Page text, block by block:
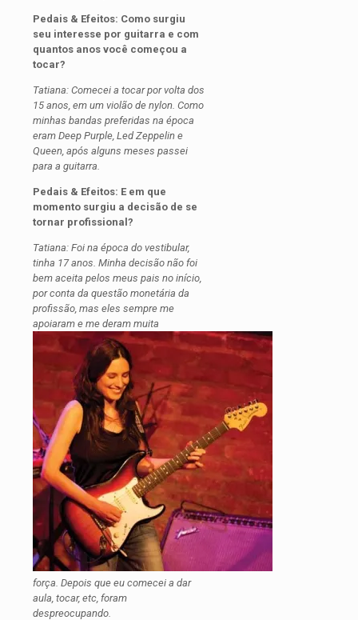
Pedais & Efeitos: Como surgiu
seu interesse por guitarra e com
quantos anos você começou a
tocar?
Tatiana: Comecei a tocar por volta dos
15 anos, em um violão de nylon. Como
minhas bandas preferidas na época
eram Deep Purple, Led Zeppelin e
Queen, após alguns meses passei
para a guitarra.
Pedais & Efeitos: E em que
momento surgiu a decisão de se
tornar profissional?
Tatiana: Foi na época do vestibular,
tinha 17 anos. Minha decisão não foi
bem aceita pelos meus pais no início,
por conta da questão monetária da
profissão, mas eles sempre me
apoiaram e me deram muita
força. Depois que eu comecei a dar
aula, tocar, etc, foram
despreocupando.